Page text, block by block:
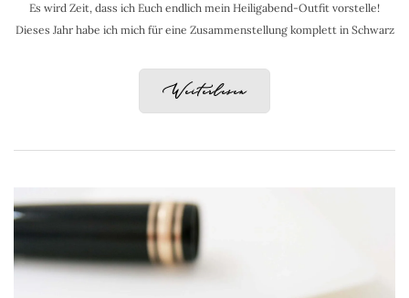
Es wird Zeit, dass ich Euch endlich mein Heiligabend-Outfit vorstelle!
Dieses Jahr habe ich mich für eine Zusammenstellung komplett in Schwarz
Weiterlesen